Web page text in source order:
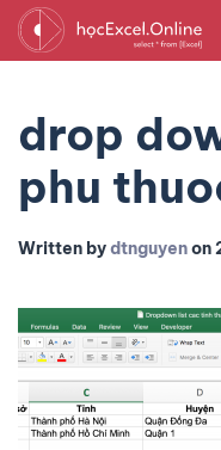
drop
phu
Written bydtnguyenon